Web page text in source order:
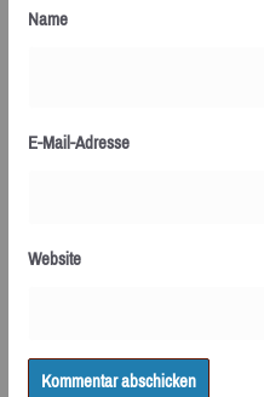
Name
E-Mail-Adresse
Website